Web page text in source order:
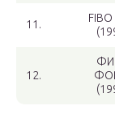
11.
12.